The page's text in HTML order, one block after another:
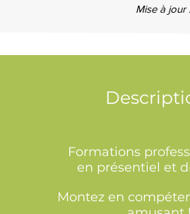
Mise à jour
Formations
en présentiel et
Montez en